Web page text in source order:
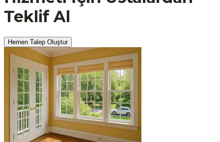
Teklif Al
Hemen Talep Oluştur